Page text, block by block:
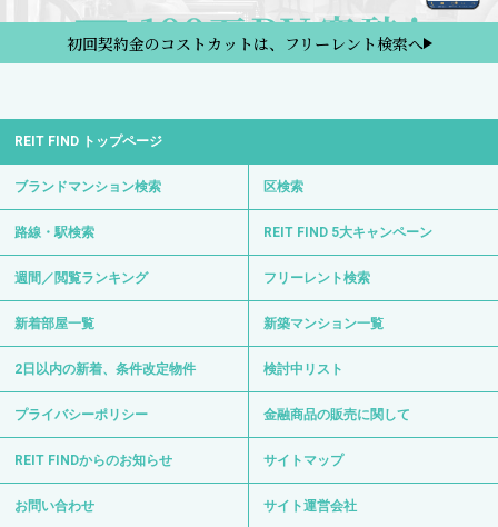
初回契約金のコストカットは、フリーレント検索へ
REIT FIND トップページ
ブランドマンション検索 区検索
路線・駅検索 REIT FIND 5大キャンペーン
週間／閲覧ランキング フリーレント検索
新着部屋一覧 新築マンション一覧
2日以内の新着、条件改定物件 検討中リスト
プライバシーポリシー 金融商品の販売に関して
REIT FINDからのお知らせ サイトマップ
お問い合わせ サイト運営会社